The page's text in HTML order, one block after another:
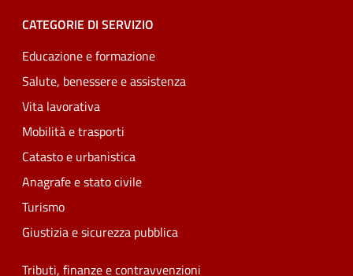
CATEGORIE DI SERVIZIO
Educazione e formazione
Salute, benessere e assistenza
Vita lavorativa
Mobilità e trasporti
Catasto e urbanistica
Anagrafe e stato civile
Turismo
Giustizia e sicurezza pubblica
Tributi, finanze e contravvenzioni